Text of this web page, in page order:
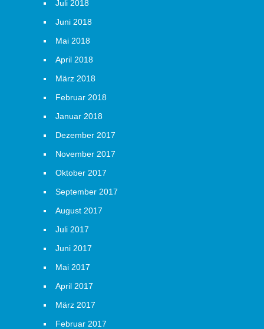
Juli 2018
Juni 2018
Mai 2018
April 2018
März 2018
Februar 2018
Januar 2018
Dezember 2017
November 2017
Oktober 2017
September 2017
August 2017
Juli 2017
Juni 2017
Mai 2017
April 2017
März 2017
Februar 2017